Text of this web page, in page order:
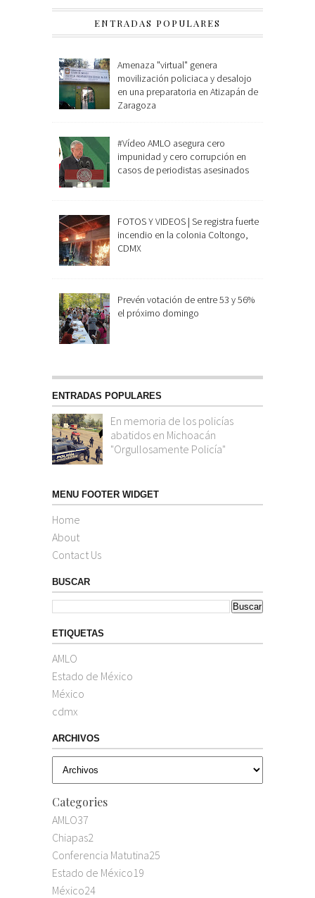
ENTRADAS POPULARES
Amenaza "virtual" genera
movilización policiaca y desalojo
en una preparatoria en Atizapán de
Zaragoza
#Vídeo AMLO asegura cero
impunidad y cero corrupción en
casos de periodistas asesinados
FOTOS Y VIDEOS | Se registra fuerte
incendio en la colonia Coltongo,
CDMX
Prevén votación de entre 53 y 56%
el próximo domingo
ENTRADAS POPULARES
En memoria de los policías
abatidos en Michoacán
"Orgullosamente Policía"
MENU FOOTER WIDGET
Home
About
Contact Us
BUSCAR
ETIQUETAS
AMLO
Estado de México
México
cdmx
ARCHIVOS
Categories
AMLO37
Chiapas2
Conferencia Matutina25
Estado de México19
México24